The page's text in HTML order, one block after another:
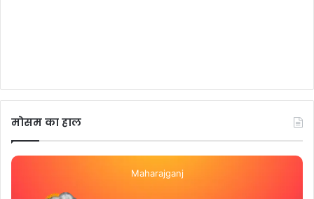
मोसम का हाल
Maharajganj